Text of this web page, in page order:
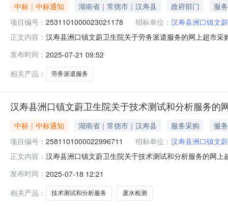
中标｜中标通知 湖南省｜常德市｜汉寿县 政府部门
服务
项目编号： 2531101000023021178 招标单位： 汉寿县洲口镇文
正文内容： 汉寿县洲口镇文蔚卫生院关于劳务派遣服务的网上超市
政区划名称:湖南省常德市汉寿县报价起止时间:-二、采
发布时间： 2025-07-21 09:52
相关产品：
劳务派遣服务
汉寿县洲口镇文蔚卫生院关于技术测试和分析服务的
中标｜中标通知 湖南省｜常德市｜汉寿县 服务采购
服务
项目编号： 2581101000022996711 招标单位： 汉寿县洲口镇文
正文内容： 汉寿县洲口镇文蔚卫生院关于技术测试和分析服务的网
码:430722项目所在行政区划名称:湖南省常德市汉寿县
发布时间： 2025-07-18 12:21
相关产品：
技术测试和分析服务 废水检测